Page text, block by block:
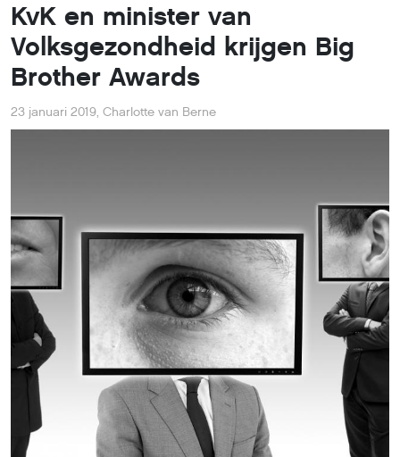
KvK en minister van
Volksgezondheid krijgen Big
Brother Awards
23 januari 2019, Charlotte van Berne